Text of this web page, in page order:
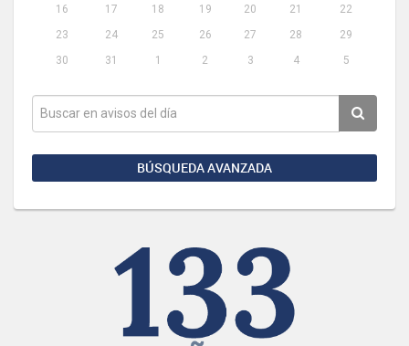
16
17 18 19 20 21
22
23
24 25 26 27 28
29
30
31 1 2 3 4 5
BÚSQUEDA AVANZADA